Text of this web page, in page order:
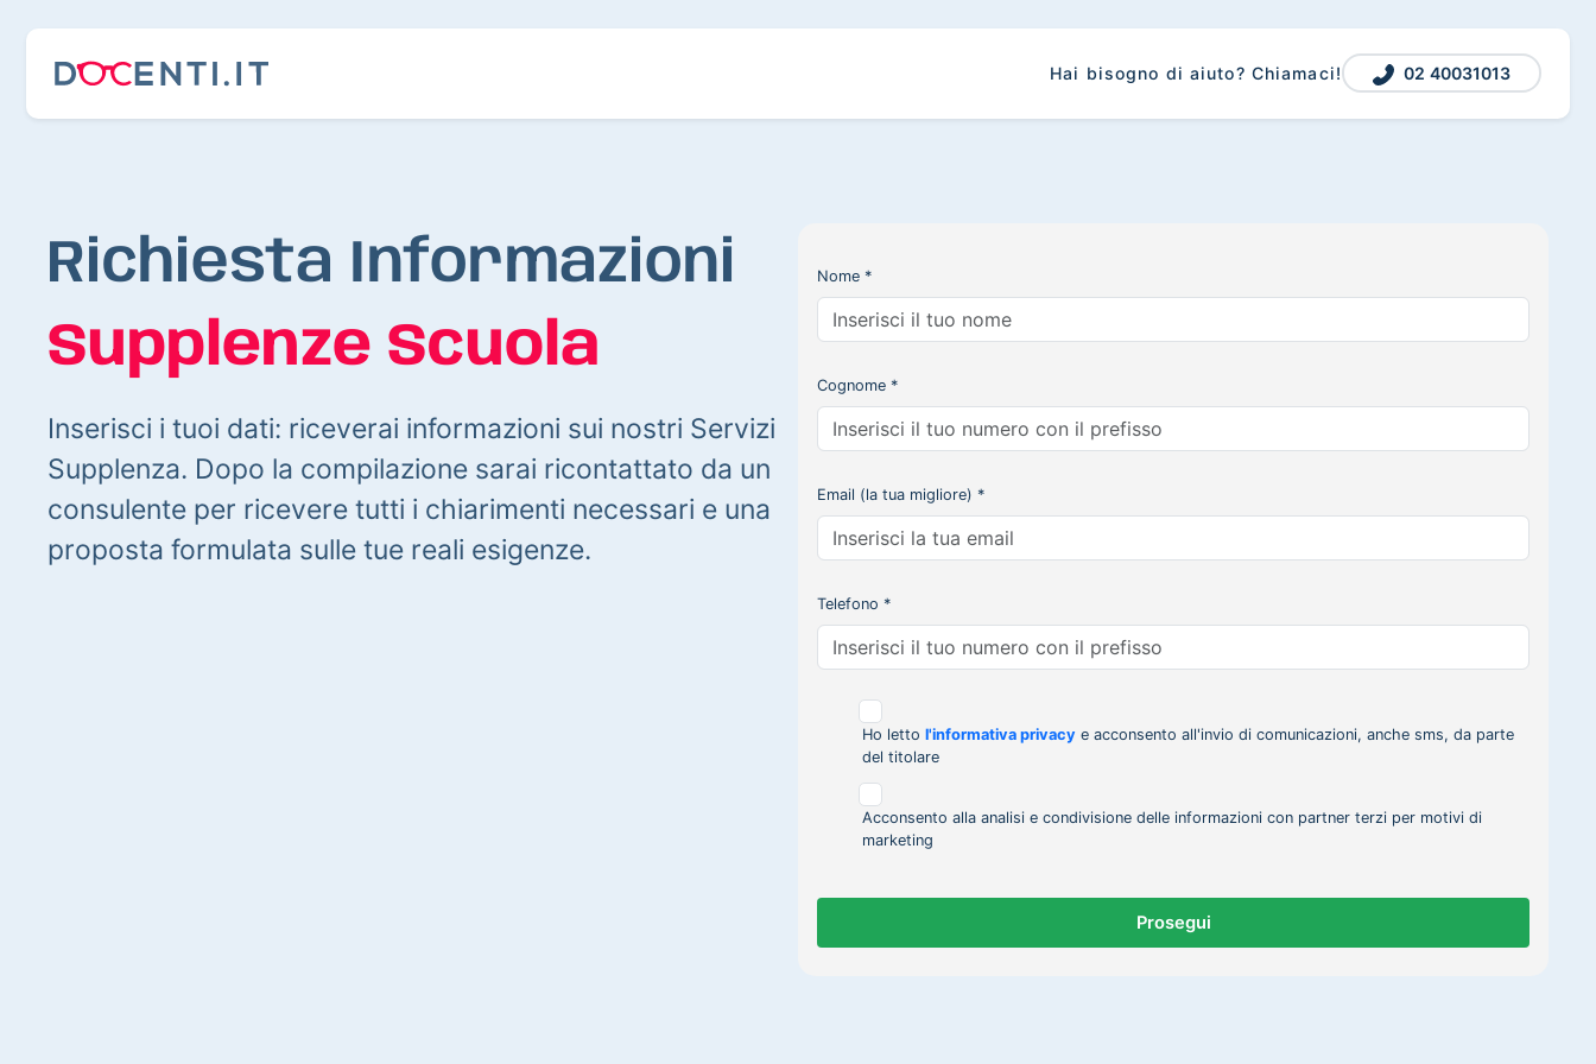
Hai bisogno di aiuto? Chiamaci! 02 40031013
Richiesta Informazioni
Supplenze Scuola
Inserisci i tuoi dati: riceverai informazioni sui nostri Servizi
Supplenza. Dopo la compilazione sarai ricontattato da un
consulente per ricevere tutti i chiarimenti necessari e una
proposta formulata sulle tue reali esigenze.
Nome *
Cognome *
Email (la tua migliore) *
Telefono *
Ho letto l'informativa privacy e acconsento all'invio di comunicazioni, anche sms, da parte
del titolare
Acconsento alla analisi e condivisione delle informazioni con partner terzi per motivi di
marketing